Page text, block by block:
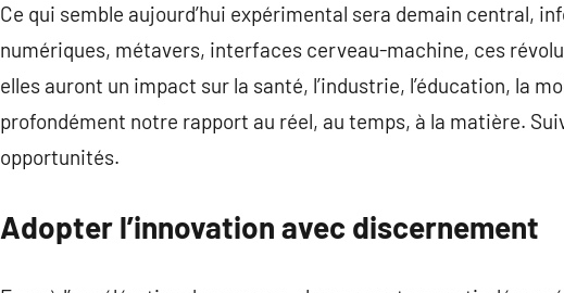
Ce qui semble aujourd’hui expérimental sera demain central,
numériques, métavers, interfaces cerveau-machine, ces
elles auront un impact sur la santé, l’industrie, l’éducation, la
profondément notre rapport au réel, au temps, à la matière.
opportunités.
Adopter l’innovation avec discernement